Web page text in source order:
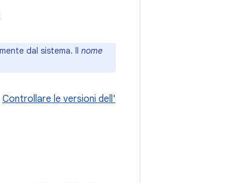
dal sistema. Il nome
Controllare le versioni dell'